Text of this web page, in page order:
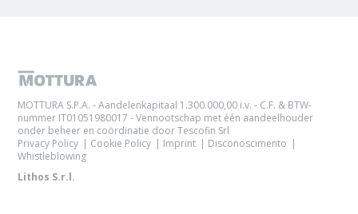
MOTTURA S.P.A. - Aandelenkapitaal 1.300.000,00 i.v. - C.F. & BTW-
nummer IT01051980017 - Vennootschap met één aandeelhouder
onder beheer en coördinatie door Tescofin Srl
Privacy Policy
Cookie Policy Imprint
Disconoscimento
Whistleblowing
Lithos S.r.l.